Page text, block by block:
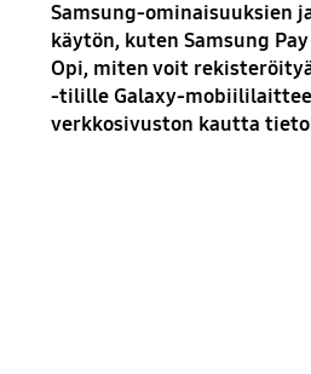
Samsung-ominaisuuksien
käytön, kuten Samsung
Opi, miten voit
-tilille Galaxy-
verkkosivuston kautta